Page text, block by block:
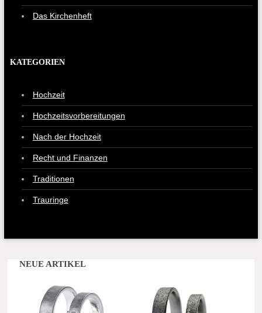
Das Kirchenheft
KATEGORIEN
Hochzeit
Hochzeitsvorbereitungen
Nach der Hochzeit
Recht und Finanzen
Traditionen
Trauringe
NEUE ARTIKEL